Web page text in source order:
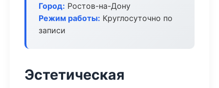
Город: Ростов-на-Дону
Режим работы: Круглосуточно по
записи
Эстетическая